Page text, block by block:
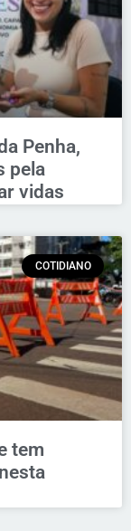
Penha,
pela
vidas
COTIDIANO
tem